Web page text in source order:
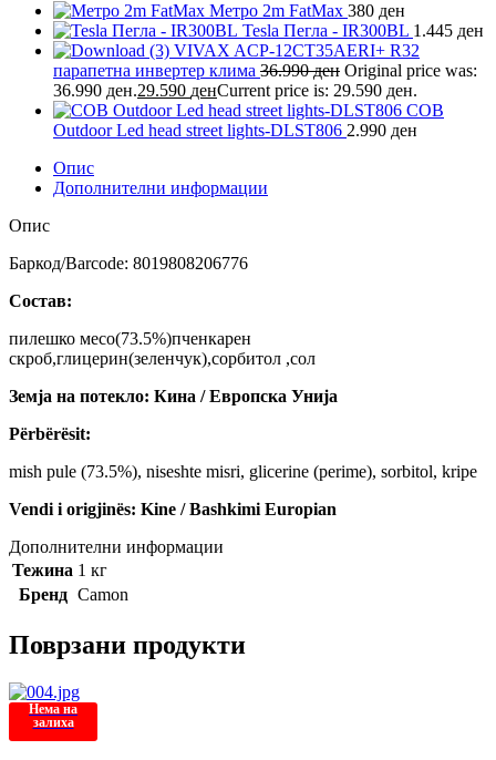
Метро 2m FatMax 380 ден
Tesla Пегла - IR300BL 1.445 ден
VIVAX ACP-12CT35AERI+ R32
парапетна инвертер клима 36.990ден Original price was:
36.990 ден.29.590 денCurrent price is: 29.590 ден.
COB
Оutdoor Led head street lights-DLST806 2.990 ден
Опис
Дополнителни информации
Опис
Баркод/Barcode: 8019808206776
Состав:
пилешко месо(73.5%)пченкарен
скроб,глицерин(зеленчук),сорбитол ,сол
Земја на потекло: Кина / Европска Унија
Përbërësit:
mish pule (73.5%), niseshte misri, glicerine (perime), sorbitol, kripe
Vendi i origjinës: Kine / Bashkimi Europian
Дополнителни информации
Тежина 1 кг
Бренд Camon
Поврзани продукти
Нема на
залиха